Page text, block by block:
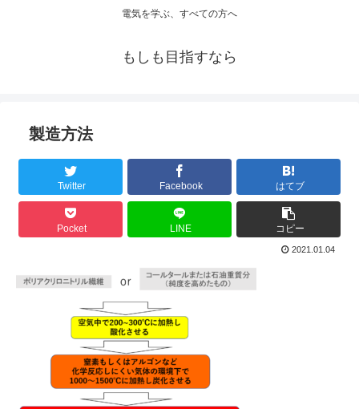
電気を学ぶ、すべての方へ
もしも目指すなら
製造方法
Twitter Facebook はてブ
Pocket LINE コピー
2021.01.04